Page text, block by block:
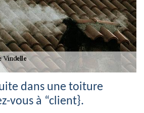
dans une toiture
vous à “client}.